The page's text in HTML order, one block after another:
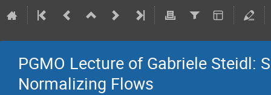
PGMO Lecture of Gabriele Steidl:
Normalizing Flows